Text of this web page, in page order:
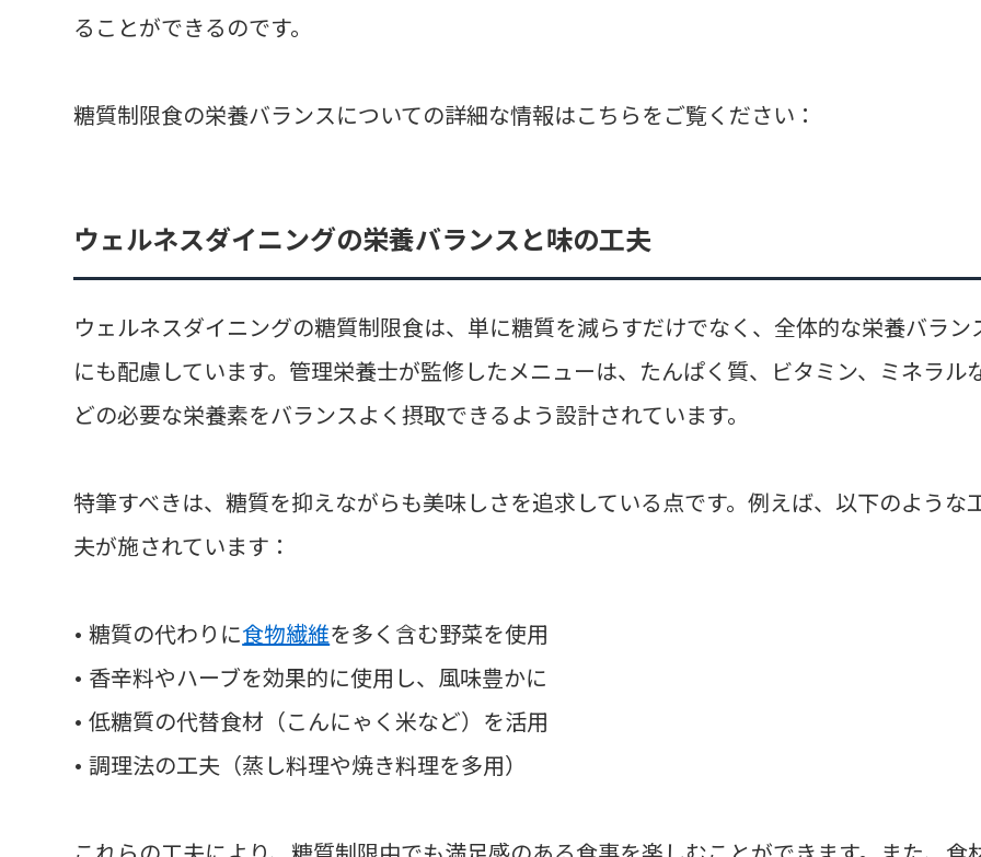
ることができるのです。
糖質制限食の栄養バランスについての詳細な情報はこちらをご覧ください：
ウェルネスダイニングの栄養バランスと味の工夫
ウェルネスダイニングの糖質制限食は、単に糖質を減らすだけでなく、全体的な栄養バラン
にも配慮しています。管理栄養士が監修したメニューは、たんぱく質、ビタミン、ミネラル
どの必要な栄養素をバランスよく摂取できるよう設計されています。
特筆すべきは、糖質を抑えながらも美味しさを追求している点です。例えば、以下のような
夫が施されています：
• 糖質の代わりに食物繊維を多く含む野菜を使用
• 香辛料やハーブを効果的に使用し、風味豊かに
• 低糖質の代替食材（こんにゃく米など）を活用
• 調理法の工夫（蒸し料理や焼き料理を多用）